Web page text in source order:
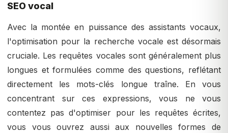
SEO vocal
Avec la montée en puissance des assistants vocaux,
l'optimisation pour la recherche vocale est désormais
cruciale. Les requêtes vocales sont généralement plus
longues et formulées comme des questions, reflétant
directement les mots-clés longue traîne. En vous
concentrant sur ces expressions, vous ne vous
contentez pas d'optimiser pour les requêtes écrites,
vous vous ouvrez aussi aux nouvelles formes de